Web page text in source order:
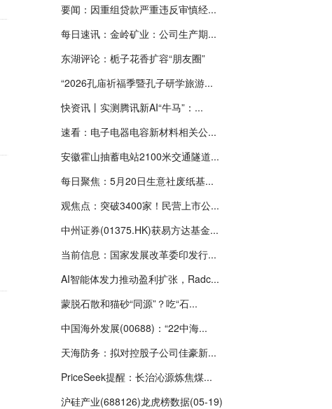
要闻：因重组贷款严重违反审慎经...
每日速讯：金岭矿业：公司生产期...
东湖评论：栀子花香扩容“朋友圈”
“2026孔庙祈福季暨孔子研学旅游...
快资讯丨实测腾讯新AI“牛马”：...
速看：电子电器电容新材料相关公...
安徽霍山抽蓄电站2100米交通隧道...
每日聚焦：5月20日生意社废纸基...
观焦点：突破3400家！民营上市公...
中州证券(01375.HK)获易方达基金...
当前信息：国家发展改革委印发行...
AI智能体发力推动盈利扩张，Radc...
蒙脱石散和猫砂“同源”？吃“石...
中国海外发展(00688)：“22中海...
天海防务：拟对控股子公司佳豪新...
PriceSeek提醒：长治沁源炼焦煤...
沪硅产业(688126)龙虎榜数据(05-19)